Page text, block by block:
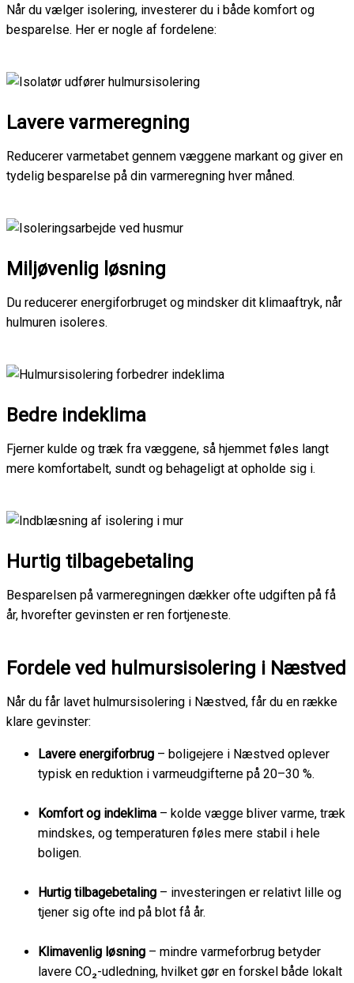
Når du vælger isolering, investerer du i både komfort og
besparelse. Her er nogle af fordelene:
Lavere varmeregning
Reducerer varmetabet gennem væggene markant og giver en
tydelig besparelse på din varmeregning hver måned.
Miljøvenlig løsning
Du reducerer energiforbruget og mindsker dit klimaaftryk, når
hulmuren isoleres.
Bedre indeklima
Fjerner kulde og træk fra væggene, så hjemmet føles langt
mere komfortabelt, sundt og behageligt at opholde sig i.
Hurtig tilbagebetaling
Besparelsen på varmeregningen dækker ofte udgiften på få
år, hvorefter gevinsten er ren fortjeneste.
Fordele ved hulmursisolering i Næstved
Når du får lavet hulmursisolering i Næstved, får du en række
klare gevinster:
Lavere energiforbrug – boligejere i Næstved oplever
typisk en reduktion i varmeudgifterne på 20–30 %.
Komfort og indeklima – kolde vægge bliver varme, træk
mindskes, og temperaturen føles mere stabil i hele
boligen.
Hurtig tilbagebetaling – investeringen er relativt lille og
tjener sig ofte ind på blot få år.
Klimavenlig løsning – mindre varmeforbrug betyder
lavere CO₂-udledning, hvilket gør en forskel både lokalt